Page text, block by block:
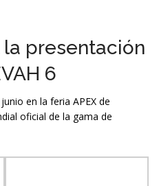
la presentación
6
en la feria APEX de
oficial de la gama de